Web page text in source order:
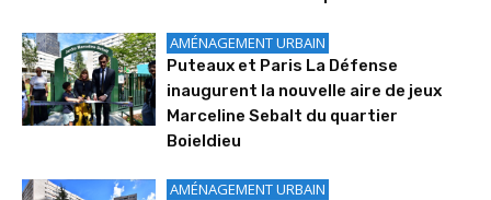
AMÉNAGEMENT URBAIN
Puteaux et Paris La Défense
inaugurent la nouvelle aire de jeux
Marceline Sebalt du quartier
Boieldieu
AMÉNAGEMENT URBAIN